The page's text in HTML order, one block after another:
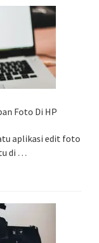
Foto Di HP
aplikasi edit foto
di …